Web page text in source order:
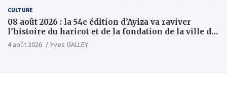
CULTURE
08 août 2026 : la 54e édition d’Ayiza va raviver
l’histoire du haricot et de la fondation de la ville de
Tsévié
4 août 2026 Yves GALLEY